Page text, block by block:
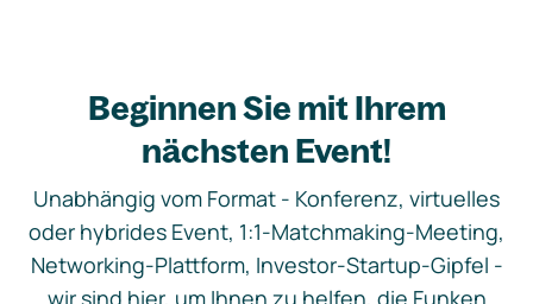
Beginnen Sie mit Ihrem
nächsten Event!
Unabhängig vom Format - Konferenz, virtuelles
oder hybrides Event, 1:1-Matchmaking-Meeting,
Networking-Plattform, Investor-Startup-Gipfel -
wir sind hier, um Ihnen zu helfen, die Funken